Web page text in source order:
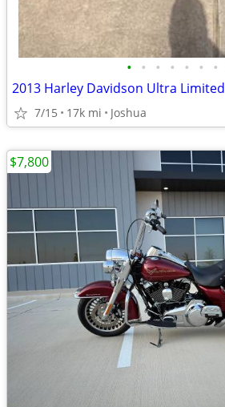
• • • • • • •
2013 Harley Davidson Ultra Limited
7/15 17k mi Joshua
$7,800